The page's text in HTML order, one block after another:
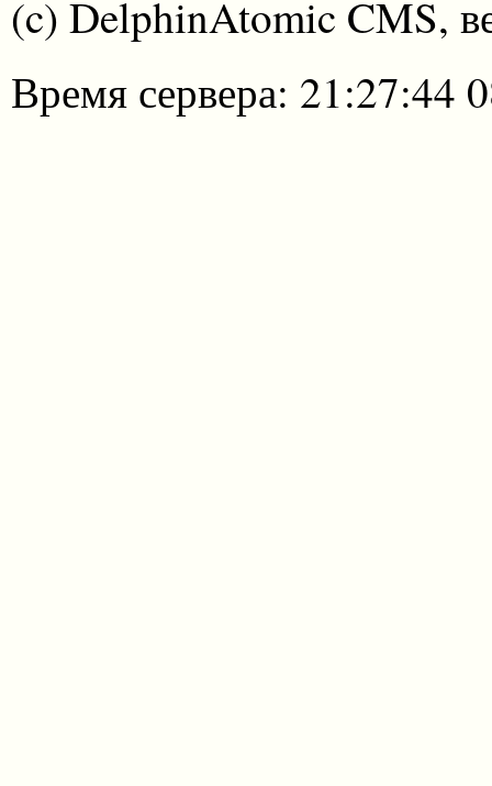
(c) DelphinAtomic CMS,
Время сервера: 21:27:44